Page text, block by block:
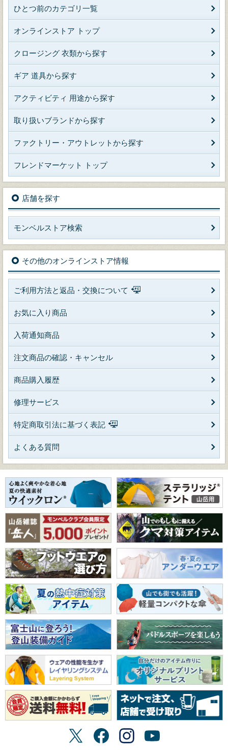
ひとつ前のカテゴリ一覧
オンラインストア トップ
クロージング 衣類から探す
ギア 道具から探す
アクティビティ 用途から探す
取り扱いブランドから探す
ファクトリー・アウトレットから探す
フレンドマーケット トップ
店舗を探す
モンベルストア検索
その他のオンラインストア情報
ご利用方法と返品・交換について
お気に入り商品
入荷通知商品
注文商品の確認・キャンセル
商品購入履歴
修理サービス
特定商取引法に基づく表記
よくある質問